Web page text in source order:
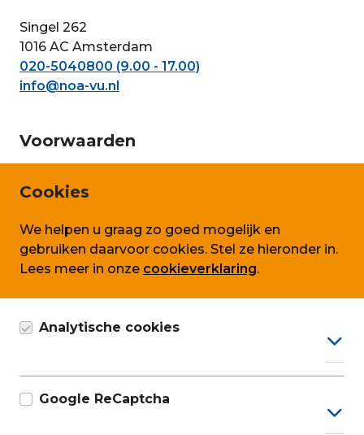
Singel 262
1016 AC Amsterdam
020-5040800 (9.00 - 17.00)
info@noa-vu.nl
Voorwaarden
Algemene voorwaarden SLA
Cookies
We helpen u graag zo goed mogelijk en
gebruiken daarvoor cookies. Stel ze hieronder in.
Lees meer in onze cookieverklaring.
Analytische cookies
Google Analytics cookie, anoniem gegevens
verzamelen, conform AVG.
Google ReCaptcha